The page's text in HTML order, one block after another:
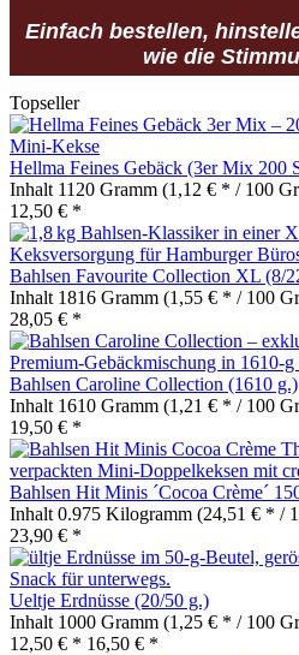
Einfach bestellen,
wie die
Topseller
Hellma Feines Gebäck (3er Mix 200
Inhalt 1120 Gramm (1,12 € * / 100
12,50 € *
Bahlsen Favourite Collection XL (8/
Inhalt 1816 Gramm (1,55 € * / 100
28,05 € *
Bahlsen Caroline Collection (1610 g.)
Inhalt 1610 Gramm (1,21 € * / 100
19,50 € *
Bahlsen Hit Minis ´Cocoa Crème´
Inhalt 0.975 Kilogramm (24,51 € * /
23,90 € *
Ueltje Erdnüsse (20/50 g.)
Inhalt 1000 Gramm (1,25 € * / 100
12,50 € * 16,50 € *